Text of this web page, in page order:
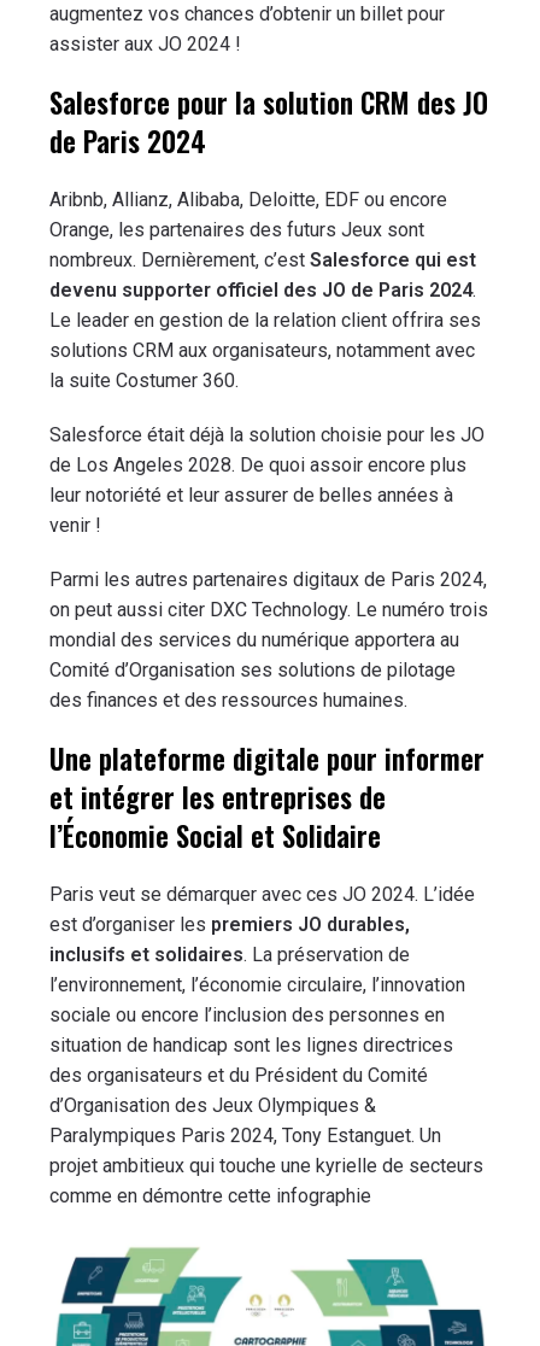
augmentez vos chances d’obtenir un billet pour
assister aux JO 2024 !
Salesforce pour la solution CRM des JO
de Paris 2024
Aribnb, Allianz, Alibaba, Deloitte, EDF ou encore
Orange, les partenaires des futurs Jeux sont
nombreux. Dernièrement, c’estSalesforce qui est
devenu supporter officiel des JO de Paris 2024.
Le leader en gestion de la relation client offrira ses
solutions CRM aux organisateurs, notamment avec
la suite Costumer 360.
Salesforce était déjà la solution choisie pour les JO
de Los Angeles 2028. De quoi assoir encore plus
leur notoriété et leur assurer de belles années à
venir !
Parmi les autres partenaires digitaux de Paris 2024,
on peut aussi citer DXC Technology. Le numéro trois
mondial des services du numérique apportera au
Comité d’Organisation ses solutions de pilotage
des finances et des ressources humaines.
Une plateforme digitale pour informer
et intégrer les entreprises de
l’Économie Social et Solidaire
Paris veut se démarquer avec ces JO 2024. L’idée
est d’organiser les premiers JO durables,
inclusifs et solidaires. La préservation de
l’environnement, l’économie circulaire, l’innovation
sociale ou encore l’inclusion des personnes en
situation de handicap sont les lignes directrices
des organisateurs et du Président du Comité
d’Organisation des Jeux Olympiques &
Paralympiques Paris 2024, Tony Estanguet. Un
projet ambitieux qui touche une kyrielle de secteurs
comme en démontre cette infographie